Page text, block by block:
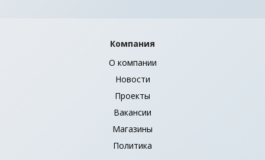
Компания
О компании
Новости
Проекты
Вакансии
Магазины
Политика